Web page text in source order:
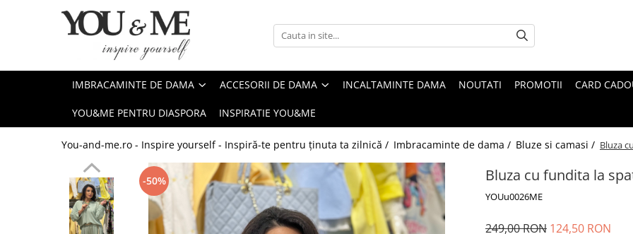
Imbracaminte de dama
Geci si jachete
Rochii de zi
Rochii de eveniment
Compleuri si costume
Tricouri si topuri
Accesorii de dama
Coliere si brose
IMBRACAMINTE DE DAMA ACCESORII DE DAMA INCALTAMINTE DAMA NOUTATI PROMOTII CARD
YOU&ME PENTRU DIASPORA INSPIRATIE YOU&ME
You-and-me.ro - Inspire yourself - Inspiră-te pentru ținuta ta zilnică / Imbracaminte de dama / Bluze si camasi / Bluza
Bluza cu fundita la
YOUu0026ME
-50%
249,00 RON 124,50 RON